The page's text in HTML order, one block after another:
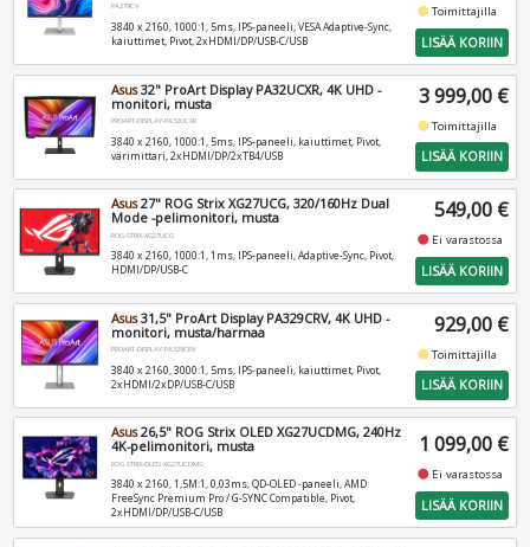
PA279CV
3840 x 2160, 1000:1, 5ms, IPS-paneeli, VESA Adaptive-Sync,
kaiuttimet, Pivot, 2xHDMI/DP/USB-C/USB
fiber_manual_recordToimittajilla
LISÄÄ KORIIN
Asus32" ProArt Display PA32UCXR, 4K UHD -
monitori, musta
PROART-DISPLAY-PA32UCXR
3840 x 2160, 1000:1, 5ms, IPS-paneeli, kaiuttimet, Pivot,
värimittari, 2xHDMI/DP/2xTB4/USB
3 999,00 €
fiber_manual_recordToimittajilla
LISÄÄ KORIIN
Asus27" ROG Strix XG27UCG, 320/160Hz Dual
Mode -pelimonitori, musta
ROG-STRIX-XG27UCG
3840 x 2160, 1000:1, 1ms, IPS-paneeli, Adaptive-Sync, Pivot,
HDMI/DP/USB-C
549,00 €
fiber_manual_record Ei varastossa
LISÄÄ KORIIN
Asus31,5" ProArt Display PA329CRV, 4K UHD -
monitori, musta/harmaa
PROART-DISPLAY-PA329CRV
3840 x 2160, 3000:1, 5ms, IPS-paneeli, kaiuttimet, Pivot,
2xHDMI/2xDP/USB-C/USB
929,00 €
fiber_manual_recordToimittajilla
LISÄÄ KORIIN
Asus26,5" ROG Strix OLED XG27UCDMG, 240Hz
4K-pelimonitori, musta
ROG-STRIX-OLED-XG27UCDMG
3840 x 2160, 1,5M:1, 0,03ms, QD-OLED -paneeli, AMD
FreeSync Premium Pro / G-SYNC Compatible, Pivot,
2xHDMI/DP/USB-C/USB
1 099,00 €
fiber_manual_record Ei varastossa
LISÄÄ KORIIN